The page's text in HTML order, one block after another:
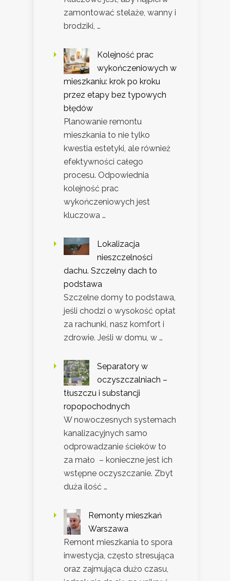
zamontować stelaże, wanny i
brodziki, …
Kolejność prac
wykończeniowych w
mieszkaniu: krok po kroku
przez etapy bez typowych
błędów
Planowanie remontu
mieszkania to nie tylko
kwestia estetyki, ale również
efektywności całego
procesu. Odpowiednia
kolejność prac
wykończeniowych jest
kluczowa …
Lokalizacja
nieszczelności
dachu. Szczelny dach to
podstawa
Szczelne domy to podstawa,
jeśli chodzi o wysokość opłat
za rachunki, nasz komfort i
zdrowie. Jeśli w domu, w …
Separatory w
oczyszczalniach –
tłuszczu i substancji
ropopochodnych
W nowoczesnych systemach
kanalizacyjnych samo
odprowadzanie ścieków to
za mało – konieczne jest ich
wstępne oczyszczanie. Zbyt
duża ilość …
Remonty mieszkań
Warszawa
Remont mieszkania to spora
inwestycja, często stresująca
oraz zajmująca dużo czasu,